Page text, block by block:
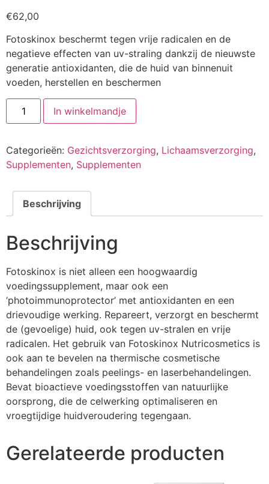
€62,00
Fotoskinox beschermt tegen vrije radicalen en de
negatieve effecten van uv-straling dankzij de nieuwste
generatie antioxidanten, die de huid van binnenuit
voeden, herstellen en beschermen
Fotoskinox
Nutricosmetics
aantal
In winkelmandje
Categorieën: Gezichtsverzorging, Lichaamsverzorging,
Supplementen, Supplementen
Beschrijving
Beschrijving
Fotoskinox is niet alleen een hoogwaardig
voedingssupplement, maar ook een
‘photoimmunoprotector’ met antioxidanten en een
drievoudige werking. Repareert, verzorgt en beschermt
de (gevoelige) huid, ook tegen uv-stralen en vrije
radicalen. Het gebruik van Fotoskinox Nutricosmetics is
ook aan te bevelen na thermische cosmetische
behandelingen zoals peelings- en laserbehandelingen.
Bevat bioactieve voedingsstoffen van natuurlijke
oorsprong, die de celwerking optimaliseren en
vroegtijdige huidveroudering tegengaan.
Gerelateerde producten